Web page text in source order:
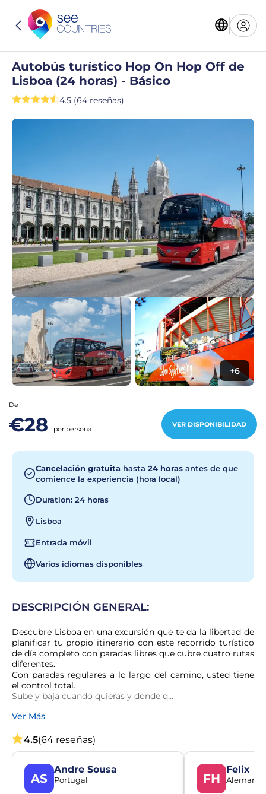
Autobús turístico Hop On Hop Off de
Lisboa (24 horas) - Básico
4.5 (64 reseñas)
+6
De
€28 por persona
VER DISPONIBILIDAD
Cancelación gratuita hasta 24 horas antes de que
comience la experiencia (hora local)
Duration: 24 horas
Lisboa
Entrada móvil
Varios idiomas disponibles
DESCRIPCIÓN GENERAL:
Descubre Lisboa en una excursión que te da la libertad de
planificar tu propio itinerario con este recorrido turístico
de día completo con paradas libres que cubre cuatro rutas
diferentes.
Con paradas regulares a lo largo del camino, usted tiene
el control total.
Sube y baja cuando quieras y donde q...
Ver Más
4.5(64 reseñas)
AS
Andre Sousa
Portugal FH
Felix
Alemania